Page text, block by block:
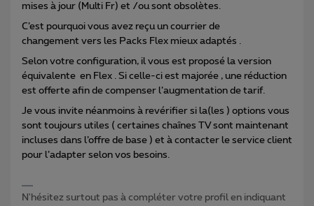
mises à jour (Multi Fr) et /ou sont obsolètes.
C’est pourquoi vous avez reçu un courrier de
changement vers les Packs Flex mieux adaptés .
Selon votre configuration, il vous est proposé la version
équivalente en Flex . Si celle-ci est majorée , une réduction
est offerte afin de compenser l’augmentation de tarif.
Je vous invite néanmoins à revérifier si la(les ) options vous
sont toujours utiles ( certaines chaînes TV sont maintenant
incluses dans l’offre de base ) et à contacter le service client
pour l’adapter selon vos besoins.
N'hésitez surtout pas à compléter votre profil en indiquant